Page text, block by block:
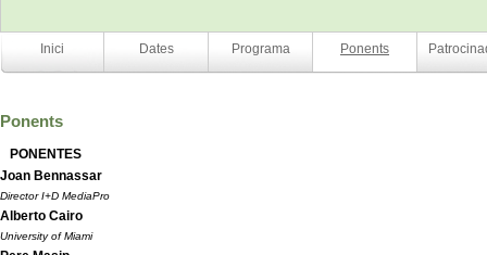
Inici Dates Programa Ponents
Ponents
PONENTES
Joan Bennassar
Director I+D MediaPro
Alberto Cairo
University of Miami